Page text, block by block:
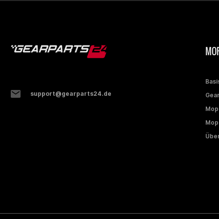
support@gearparts24.de